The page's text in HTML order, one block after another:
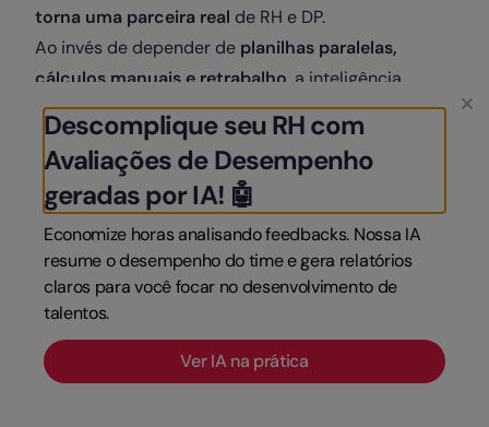
torna uma parceira real de RH e DP.
Ao invés de depender de planilhas paralelas,
cálculos manuais e retrabalho , a inteligência
artificial atua justamente onde os processos
costumam falhar:volume, repetição e risco de
inconsistência.
Veja na prática como a IA faz diferença 👇
➡️Cálculo automático da diferença salarial por
colaborador
O sistema pode identificar quem é impactado pelo
novo salário mínimo ou reajustes vinculados a ele e
calcula automaticamente a diferença para cada
colaborador. Resultado: o RH ganha velocidade e
Descomplique seu RH com
Avaliações de Desempenho
geradas por IA! 🤖
Economize horas analisando feedbacks. Nossa IA
resume o desempenho do time e gera relatórios
claros para você focar no desenvolvimento de
talentos.
Ver IA na prática